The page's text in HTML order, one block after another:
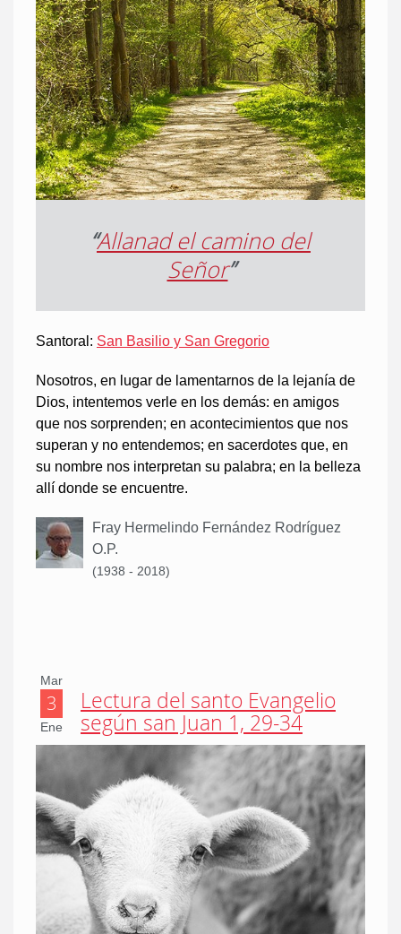
“Allanad el camino del
Señor”
Santoral: San Basilio y San Gregorio
Nosotros, en lugar de lamentarnos de la lejanía de
Dios, intentemos verle en los demás: en amigos
que nos sorprenden; en acontecimientos que nos
superan y no entendemos; en sacerdotes que, en
su nombre nos interpretan su palabra; en la belleza
allí donde se encuentre.
Fray Hermelindo Fernández Rodríguez
O.P.
(1938 - 2018)
Mar
3
Ene
Lectura del santo Evangelio
según san Juan 1, 29-34